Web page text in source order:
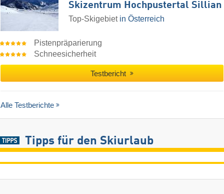
Skizentrum Hochpustertal Sillian
Top-Skigebiet in Österreich
Pistenpräparierung
Schneesicherheit
Testbericht
Alle Testberichte
Tipps für den Skiurlaub